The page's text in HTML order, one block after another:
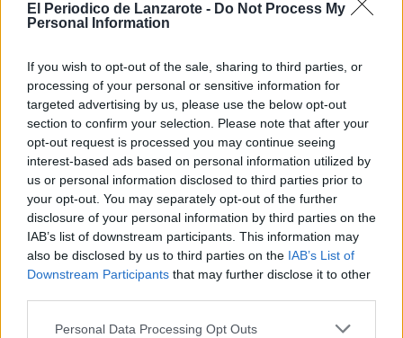
El Periodico de Lanzarote - Do Not Process My
Personal Information
If you wish to opt-out of the sale, sharing to third parties, or
processing of your personal or sensitive information for
targeted advertising by us, please use the below opt-out
section to confirm your selection. Please note that after your
opt-out request is processed you may continue seeing
interest-based ads based on personal information utilized by
us or personal information disclosed to third parties prior to
your opt-out. You may separately opt-out of the further
disclosure of your personal information by third parties on the
IAB’s list of downstream participants. This information may
also be disclosed by us to third parties on the IAB’s List of
Downstream Participants that may further disclose it to other
Personal Data Processing Opt Outs
Uno de ellos cuenta ya con numerosos
elaboración de droga e infracción a la
ley de extranjería, además de tener en
vigor una prohibición de entrada en el
espacio Schengen.
Con estos últimos arrestos se eleva a
89 el número de pateristas detenidos
por la Policía Nacional en Canarias por
delitos contra los derechos de los
ciudadanos extranjeros en lo que va de
año.
Escribir un comentario
Nombre
(requerido)